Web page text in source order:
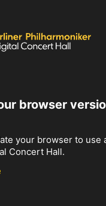
browser
your browser to use
Concert Hall.